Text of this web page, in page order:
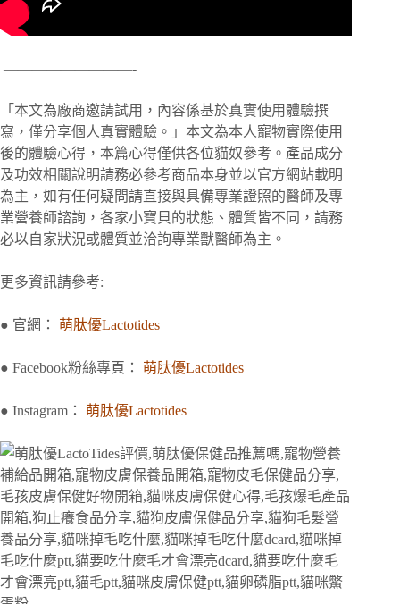
—————————-
「本文為廠商邀請試用，內容係基於真實使用體驗撰
寫，僅分享個人真實體驗。」 本文為本人寵物實際使用
後的體驗心得，本篇心得僅供各位貓奴參考。 產品成分
及功效相關說明請務必參考商品本身並以官方網站載明
為主， 如有任何疑問請直接與具備專業證照的醫師及專
業營養師諮詢， 各家小寶貝的狀態、體質皆不同，請務
必以自家狀況或體質並洽詢專業獸醫師為主。
更多資訊請參考:
● 官網： 萌肽優Lactotides
● Facebook粉絲專頁： 萌肽優Lactotides
● Instagram： 萌肽優Lactotides